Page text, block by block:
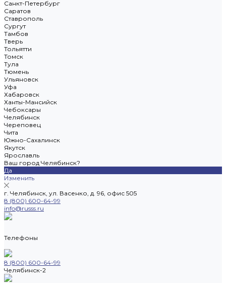
Санкт-Петербург
Саратов
Ставрополь
Сургут
Тамбов
Тверь
Тольятти
Томск
Тула
Тюмень
Ульяновск
Уфа
Хабаровск
Ханты-Мансийск
Чебоксары
Челябинск
Череповец
Чита
Южно-Сахалинск
Якутск
Ярославль
Ваш город Челябинск?
Да
Изменить
г. Челябинск, ул. Васенко, д. 96, офис 505
8 (800) 600-64-99
info@russs.ru
Телефоны
8 (800) 600-64-99
Челябинск-2